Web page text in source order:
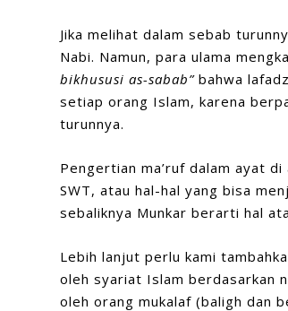
Jika melihat dalam sebab
Nabi. Namun, para ulama
bikhususi as-sabab”bahwa
setiap orang Islam, karena
turunnya.
Pengertian ma’ruf dalam ayat
SWT, atau hal-hal yang bisa
sebaliknya Munkar berarti hal
Lebih lanjut perlu kami
oleh syariat Islam berdasarkan
oleh orang mukalaf (baligh dan